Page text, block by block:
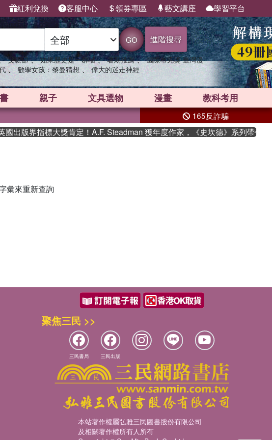
紅利兌換 客服中心 領券專區 藝文講座 學習平台
GO 進階搜尋
父親節 、 如果歷史是一群喵 、 暑期推薦 、 國際布克獎 臺灣漫
、 數學女孩：黎曼猜想 、 偉大的迷走神經
親子 文具選物 漫畫 教科考用
165反詐騙
出版界指標大獎肯定！A.F. Steadman 獲年度作家，《史坎德》系列帶你踏上
彙來重新查詢
聚焦三民 >>
三民書局 三民出版
本站著作權屬弘雅三民圖書股份有限公司
及相關著作權所有人所有